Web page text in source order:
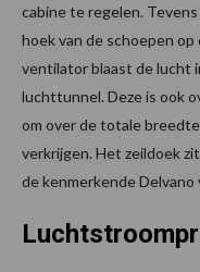
cabine te regelen.
hoek van de schoepen
ventilator blaast de lucht
luchttunnel. Deze is ook
om over de totale
verkrijgen. Het zeildoek
de kenmerkende